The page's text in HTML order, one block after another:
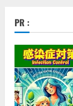
PR :